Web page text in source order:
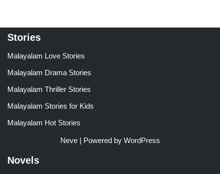
Stories
Malayalam Love Stories
Malayalam Drama Stories
Malayalam Thriller Stories
Malayalam Stories for Kids
Malayalam Hot Stories
Neve| Powered by WordPress
Novels